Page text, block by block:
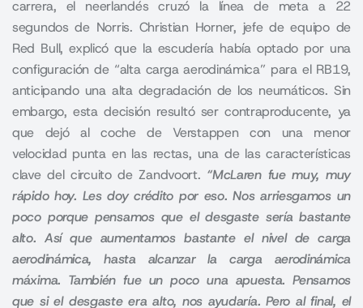
carrera, el neerlandés cruzó la línea de meta a 22
segundos de Norris. Christian Horner, jefe de equipo de
Red Bull, explicó que la escudería había optado por una
configuración de “alta carga aerodinámica” para el RB19,
anticipando una alta degradación de los neumáticos. Sin
embargo, esta decisión resultó ser contraproducente, ya
que dejó al coche de Verstappen con una menor
velocidad punta en las rectas, una de las características
clave del circuito de Zandvoort. “McLaren fue muy, muy
rápido hoy. Les doy crédito por eso. Nos arriesgamos un
poco porque pensamos que el desgaste sería bastante
alto. Así que aumentamos bastante el nivel de carga
aerodinámica, hasta alcanzar la carga aerodinámica
máxima. También fue un poco una apuesta. Pensamos
que si el desgaste era alto, nos ayudaría. Pero al final, el